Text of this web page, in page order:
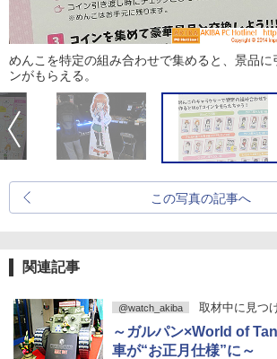
めんこを特定の組み合わせで集めると、景品に
ンがもらえる。
この写真の記事へ
関連記事
@watch_akiba 取材中に見つ
～ガルパン×World of
車が“お正月仕様”に～